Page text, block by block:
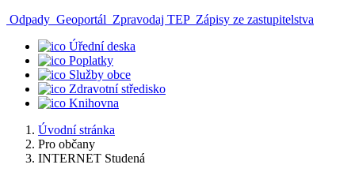
Odpady Geoportál Zpravodaj TEP Zápisy ze zastupitelstva
Úřední deska
Poplatky
Služby obce
Zdravotní středisko
Knihovna
Úvodní stránka
Pro občany
INTERNET Studená